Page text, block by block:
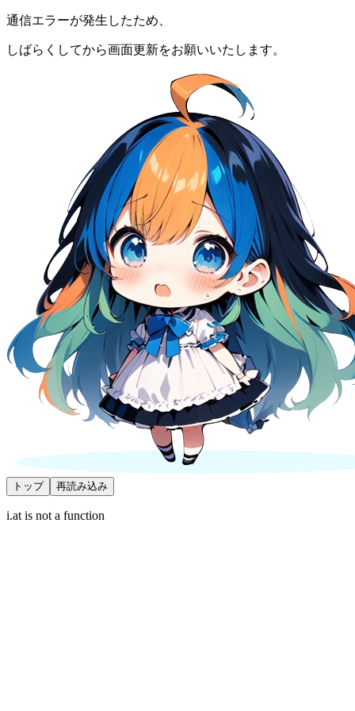
通信エラーが発生したため、
しばらくしてから画面更新をお願いいたします。
トップ 再読み込み
i.at is not a function